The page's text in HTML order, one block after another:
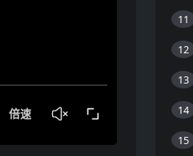
11
12
13
14
15